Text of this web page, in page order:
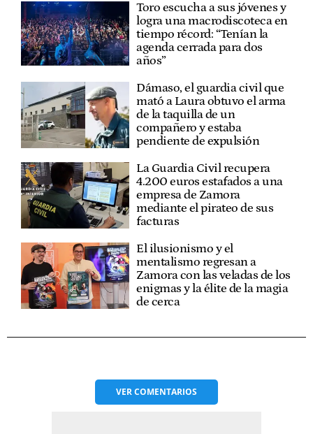
Toro escucha a sus jóvenes y
logra una macrodiscoteca en
tiempo récord: “Tenían la
agenda cerrada para dos
años”
Dámaso, el guardia civil que
mató a Laura obtuvo el arma
de la taquilla de un
compañero y estaba
pendiente de expulsión
La Guardia Civil recupera
4.200 euros estafados a una
empresa de Zamora
mediante el pirateo de sus
facturas
El ilusionismo y el
mentalismo regresan a
Zamora con las veladas de los
enigmas y la élite de la magia
de cerca
VERCOMENTARIOS